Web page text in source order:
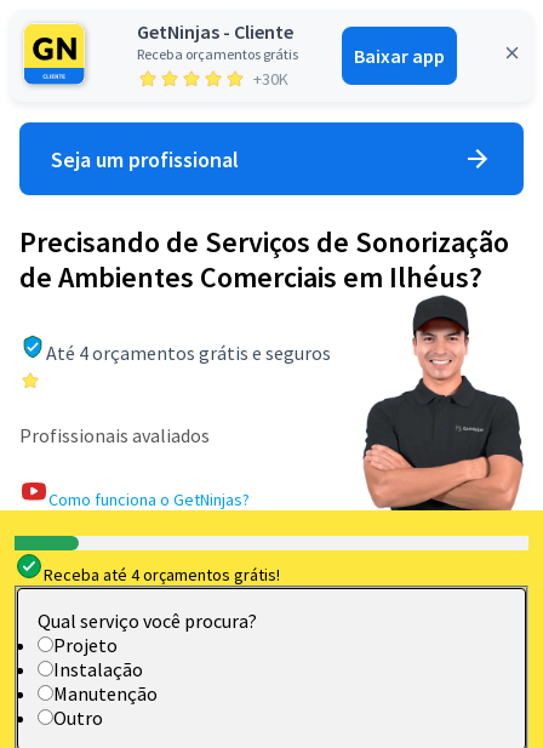
GetNinjas - Cliente
Receba orçamentos grátis
+30K
Baixar app
Entrar
Seja um profissional
Precisando de Serviços de Sonorização
de Ambientes Comerciais em Ilhéus?
Até 4 orçamentos grátis e seguros
Profissionais avaliados
Como funciona o GetNinjas?
Receba até 4 orçamentos grátis!
Qual serviço você procura?
Projeto
Instalação
Manutenção
Outro